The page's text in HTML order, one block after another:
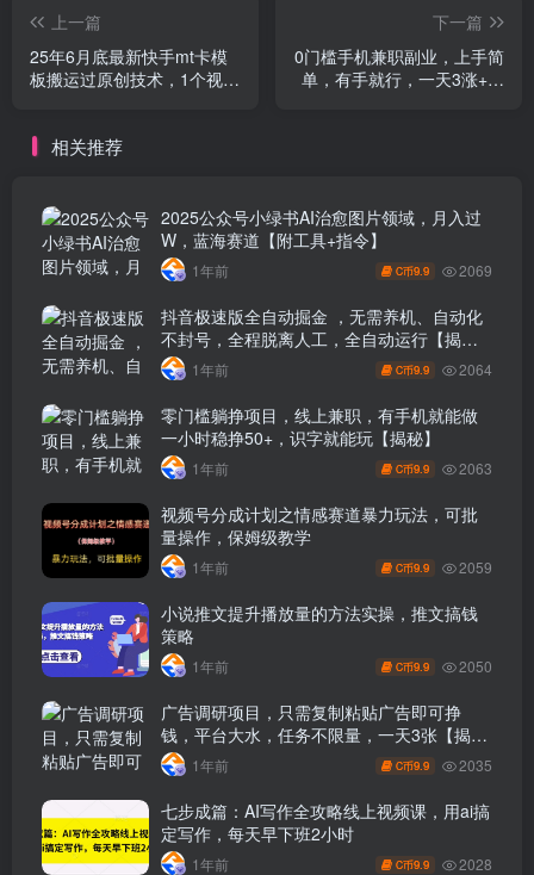
上一篇
25年6月底最新快手mt卡模
板搬运过原创技术，1个视频
下一篇
0门槛手机兼职副业，上手简
单，有手就行，一天3涨+，
相关推荐
2025公众号小绿书AI治愈图片领域，月入过
W，蓝海赛道【附工具+指令】
1年前 C币9.9 2069
抖音极速版全自动掘金 ，无需养机、自动化
不封号，全程脱离人工，全自动运行【揭
秘】1年前 C币9.9 2064
零门槛躺挣项目，线上兼职，有手机就能做
一小时稳挣50+，识字就能玩【揭秘】
1年前 C币9.9 2063
视频号分成计划之情感赛道暴力玩法，可批
量操作，保姆级教学
1年前 C币9.9 2059
小说推文提升播放量的方法实操，推文搞钱
策略
1年前 C币9.9 2050
广告调研项目，只需复制粘贴广告即可挣
钱，平台大水，任务不限量，一天3张【揭
秘】1年前 C币9.9 2035
七步成篇：AI写作全攻略线上视频课，用ai搞
定写作，每天早下班2小时
1年前 C币9.9 2028